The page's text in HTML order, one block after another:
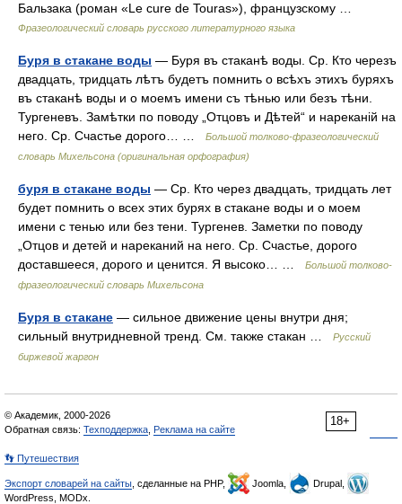
Бальзака (роман «Le cure de Touras»), французскому …
Фразеологический словарь русского литературного языка
Буря в стакане воды — Буря въ стаканѣ воды. Ср. Кто черезъ
двадцать, тридцать лѣтъ будетъ помнить о всѣхъ этихъ буряхъ
въ стаканѣ воды и о моемъ имени съ тѣнью или безъ тѣни.
Тургеневъ. Замѣтки по поводу „Отцовъ и Дѣтей“ и нареканій на
него. Ср. Счастье дорого… …
Большой толково-фразеологический
словарь Михельсона (оригинальная орфография)
буря в стакане воды — Ср. Кто через двадцать, тридцать лет
будет помнить о всех этих бурях в стакане воды и о моем
имени с тенью или без тени. Тургенев. Заметки по поводу
„Отцов и детей и нареканий на него. Ср. Счастье, дорого
доставшееся, дорого и ценится. Я высоко… …
Большой толково-
фразеологический словарь Михельсона
Буря в стакане — сильное движение цены внутри дня;
сильный внутридневной тренд. См. также стакан …
Русский
биржевой жаргон
18+
© Академик, 2000-2026
Обратная связь: Техподдержка Реклама на сайте
👣 Путешествия
Экспорт словарей на сайты , сделанные на PHP, Joomla,
Drupal,
WordPress, MODx.